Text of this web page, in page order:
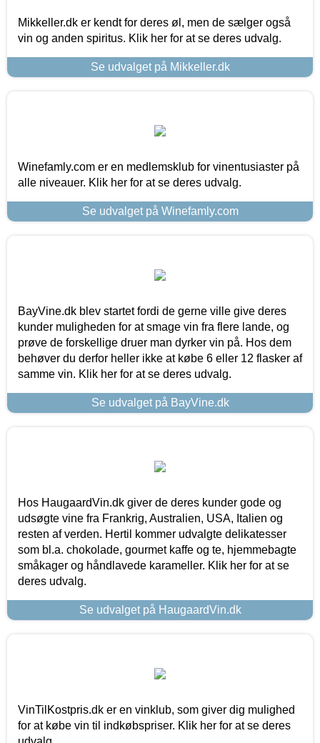
Mikkeller.dk er kendt for deres øl, men de sælger også
vin og anden spiritus. Klik her for at se deres udvalg.
Se udvalget på Mikkeller.dk
Winefamly.com er en medlemsklub for vinentusiaster på
alle niveauer. Klik her for at se deres udvalg.
Se udvalget på Winefamly.com
BayVine.dk blev startet fordi de gerne ville give deres
kunder muligheden for at smage vin fra flere lande, og
prøve de forskellige druer man dyrker vin på. Hos dem
behøver du derfor heller ikke at købe 6 eller 12 flasker af
samme vin. Klik her for at se deres udvalg.
Se udvalget på BayVine.dk
Hos HaugaardVin.dk giver de deres kunder gode og
udsøgte vine fra Frankrig, Australien, USA, Italien og
resten af verden. Hertil kommer udvalgte delikatesser
som bl.a. chokolade, gourmet kaffe og te, hjemmebagte
småkager og håndlavede karameller. Klik her for at se
deres udvalg.
Se udvalget på HaugaardVin.dk
VinTilKostpris.dk er en vinklub, som giver dig mulighed
for at købe vin til indkøbspriser. Klik her for at se deres